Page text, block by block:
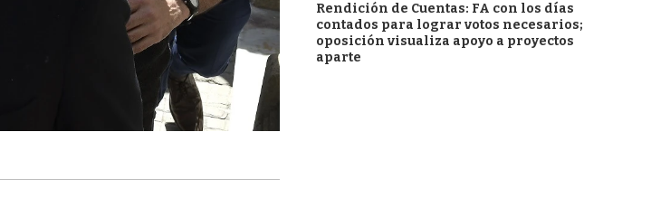
Rendición de Cuentas: FA con los días
contados para lograr votos necesarios;
oposición visualiza apoyo a proyectos
aparte